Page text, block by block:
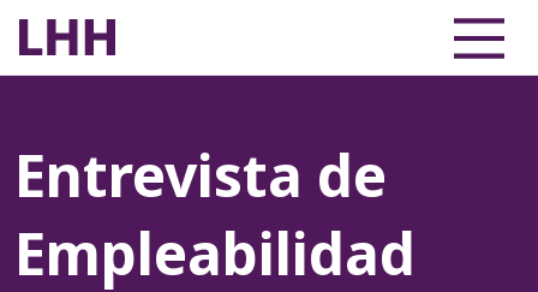
Entrevista de
Empleabilidad